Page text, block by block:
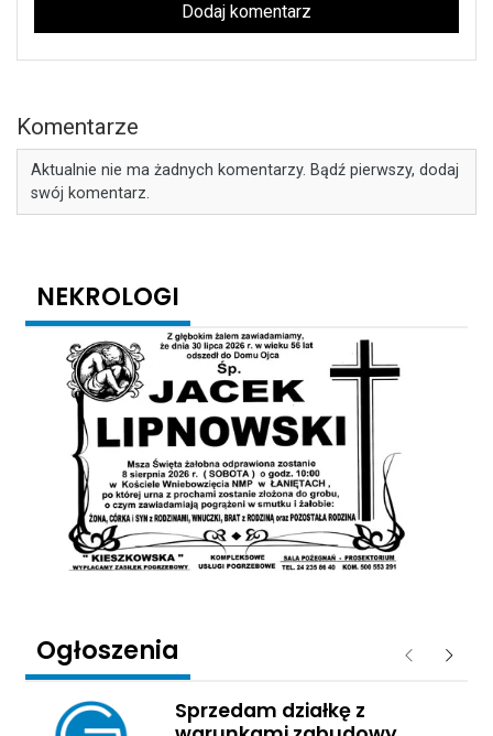
Dodaj komentarz
Komentarze
Aktualnie nie ma żadnych komentarzy. Bądź pierwszy, dodaj
swój komentarz.
NEKROLOGI
Ogłoszenia Poprzednie
Sprzedam działkę z